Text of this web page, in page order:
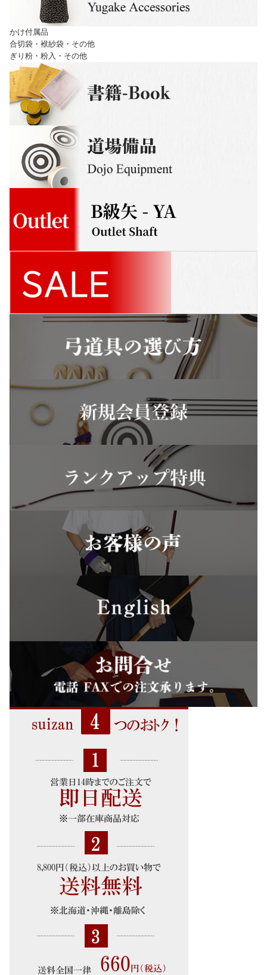
かけ付属品
合切袋・袱紗袋・その他
ぎり粉・粉入・その他